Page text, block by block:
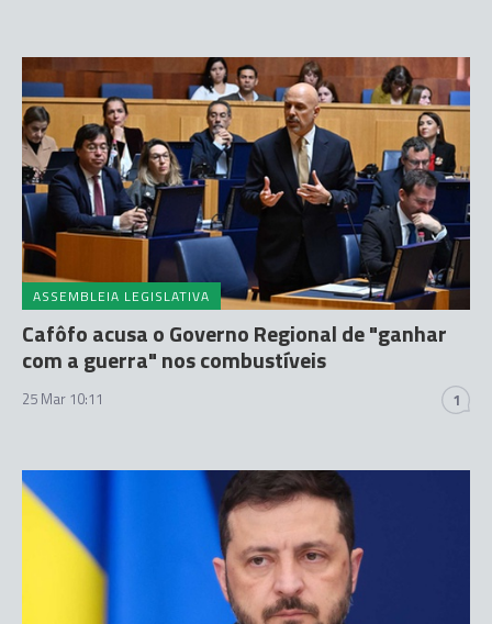
ASSEMBLEIA LEGISLATIVA
Cafôfo acusa o Governo Regional de "ganhar
com a guerra" nos combustíveis
25 Mar 10:11 1